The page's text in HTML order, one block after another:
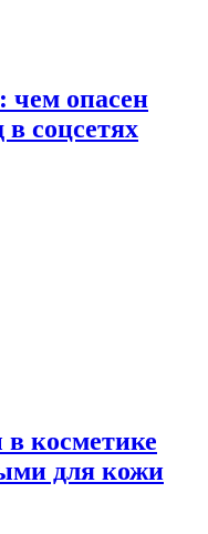
чем опасен
соцсетях
косметике
для кожи